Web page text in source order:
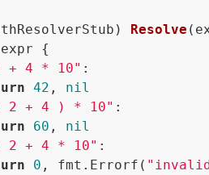
Resolve
expr {
+ 4 * 10" :
42 , nil
2 + 4 ) * 10" :
60 , nil
2 + 4 * 10" :
0 , fmt.Errorf(